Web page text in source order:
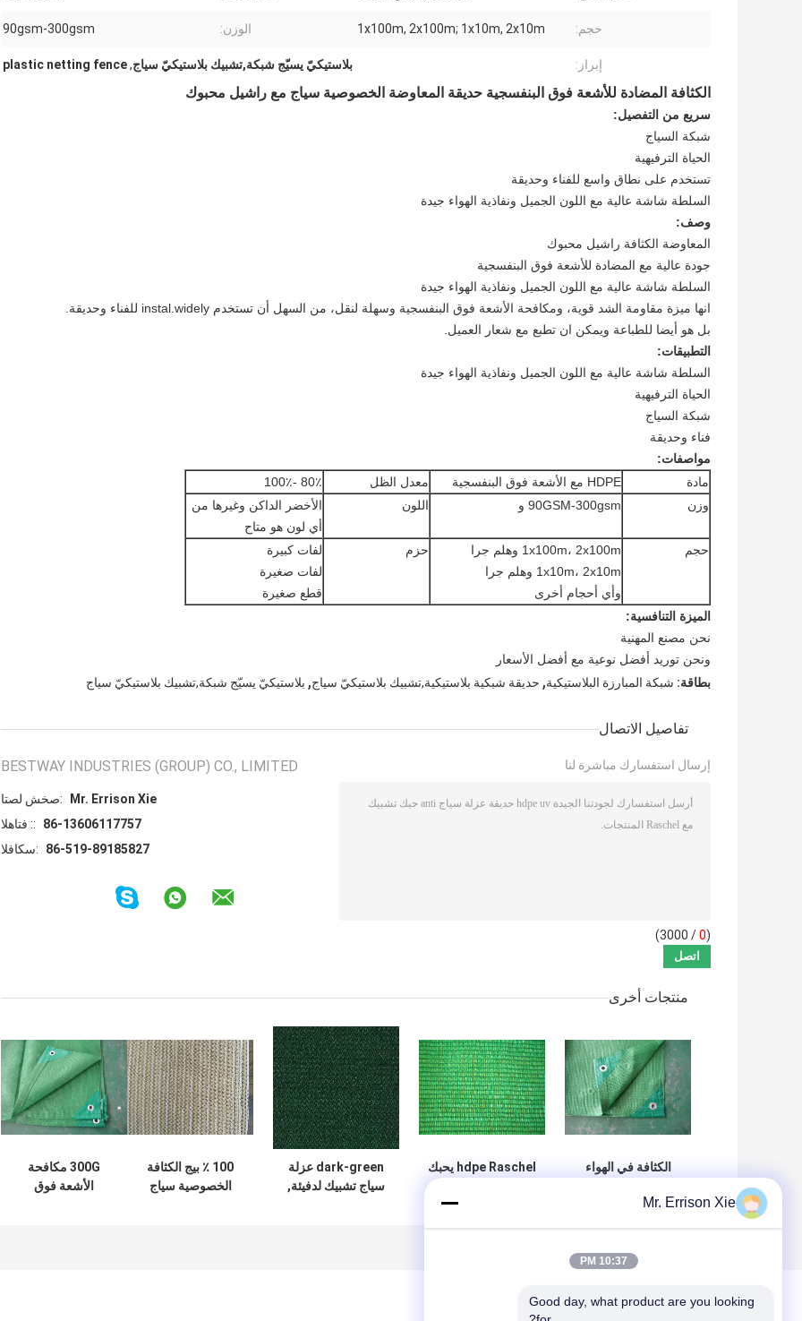
حجم: 1x100m, 2x100m; 1x10m, 2x10m الوزن: 90gsm-300gsm
إبراز: بلاستيكيّ يسيّج شبكة,تشبيك بلاستيكيّ سياج,
plastic netting fence
الكثافة المضادة للأشعة فوق البنفسجية حديقة المعاوضة الخصوصية سياج مع راشيل محبوك
سريع من التفصيل:
شبكة السياج
الحياة الترفيهية
تستخدم على نطاق واسع للفناء وحديقة
السلطة شاشة عالية مع اللون الجميل ونفاذية الهواء جيدة
وصف:
المعاوضة الكثافة راشيل محبوك
جودة عالية مع المضادة للأشعة فوق البنفسجية
السلطة شاشة عالية مع اللون الجميل ونفاذية الهواء جيدة
انها ميزة مقاومة الشد قوية، ومكافحة الأشعة فوق البنفسجية وسهلة لنقل، من السهل أن تستخدم instal.widely للفناء وحديقة.
بل هو أيضا للطباعة ويمكن ان تطبع مع شعار العميل.
التطبيقات:
السلطة شاشة عالية مع اللون الجميل ونفاذية الهواء جيدة
الحياة الترفيهية
شبكة السياج
فناء وحديقة
مواصفات:
مادة
HDPE مع الأشعة فوق البنفسجية معدل الظل
80٪ -100٪
وزن
90GSM-300gsm و اللون
الأخضر الداكن وغيرها من
أي لون هو متاح
حجم
1x100m، 2x100m وهلم جرا
1x10m، 2x10m وهلم جرا
وأي أحجام أخرى
حزم
لفات كبيرة
لفات صغيرة
قطع صغيرة
الميزة التنافسية:
نحن مصنع المهنية
ونحن توريد أفضل نوعية مع أفضل الأسعار
بطاقة: شبكة المبارزة البلاستيكية, حديقة شبكية بلاستيكية,تشبيك بلاستيكيّ سياج, بلاستيكيّ يسيّج شبكة,تشبيك بلاستيكيّ سياج
تفاصيل الاتصال
BESTWAY INDUSTRIES (GROUP) CO., LIMITED
اتصل شخص:
Mr. Errison Xie
الهاتف ::
86-13606117757
الفاكس:
86-519-89185827
إرسال استفسارك مباشرة لنا
(
0
/ 3000)
منتجات أخرى
الكثافة في الهواء
المعاوضة المضادة
بريس فيو الشد
hdpe Raschel يحبك
dark-green عزلة
سياج تشبيك لدفيئة,
100 ٪ بيج الكثافة
الخصوصية سياج
300G مكافحة
الأشعة فوق
Mr. Errison Xie
10:37 PM
Good day, what product are you looking